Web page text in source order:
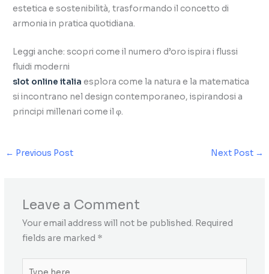
estetica e sostenibilità, trasformando il concetto di
armonia in pratica quotidiana.
Leggi anche: scopri come il numero d’oro ispira i flussi
fluidi moderni
slot online italia esplora come la natura e la matematica
si incontrano nel design contemporaneo, ispirandosi a
principi millenari come il φ.
← Previous Post Next Post →
Leave a Comment
Your email address will not be published. Required
fields are marked *